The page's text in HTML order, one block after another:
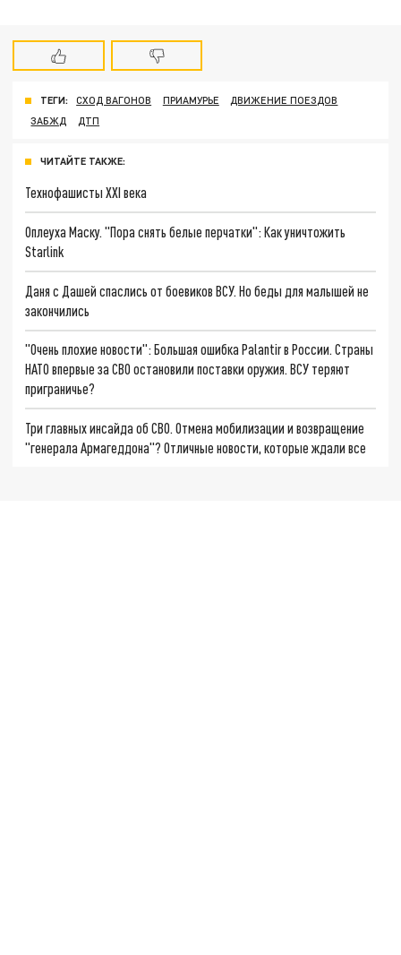
ТЕГИ: СХОД ВАГОНОВ ПРИАМУРЬЕ
ДВИЖЕНИЕ ПОЕЗДОВ
ЗАБЖД
ДТП
ЧИТАЙТЕ ТАКЖЕ:
Технофашисты XXI века
Оплеуха Маску. "Пора снять белые перчатки": Как уничтожить
Starlink
Даня с Дашей спаслись от боевиков ВСУ. Но беды для малышей не
закончились
"Очень плохие новости": Большая ошибка Palantir в России. Страны
НАТО впервые за СВО остановили поставки оружия. ВСУ теряют
приграничье?
Три главных инсайда об СВО. Отмена мобилизации и возвращение
"генерала Армагеддона"? Отличные новости, которые ждали все